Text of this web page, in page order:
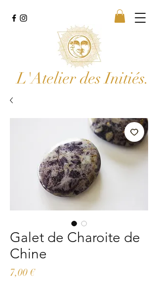
L'Atelier des Initiés.
Galet de Charoite de
Chine
7,00 €Prix